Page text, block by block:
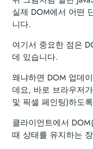
실제 DOM에서 어떤
니다.
여기서 중요한 점은
데 있습니다.
왜냐하면 DOM 업데
데요, 바로 브라우저
및 픽셀 페인팅)하도
클라이언트에서
때 상태를 유지하는